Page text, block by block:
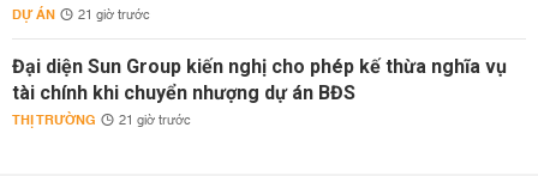
DỰ ÁN 21 giờ trước
Đại diện Sun Group kiến nghị cho phép kế thừa nghĩa vụ
tài chính khi chuyển nhượng dự án BĐS
THỊ TRƯỜNG 21 giờ trước